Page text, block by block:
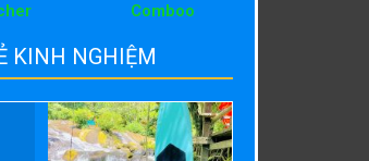
Comboo
KINH NGHIỆM